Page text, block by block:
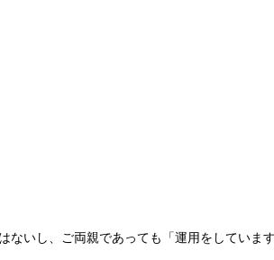
ないし、ご両親であっても「運用をしていま